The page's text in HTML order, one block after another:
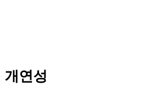
개연성